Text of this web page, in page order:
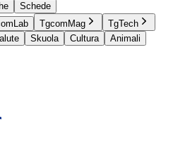
Schede
TgcomMag
TgTech
Skuola Cultura
Animali